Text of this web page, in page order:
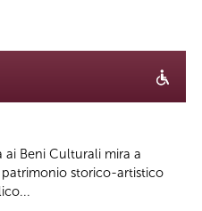
ai Beni Culturali mira a
patrimonio storico-artistico